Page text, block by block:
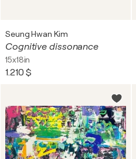
Seung Hwan Kim
Cognitive dissonance
15x18in
1.210 $